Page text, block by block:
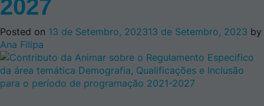
2027
Posted on 13 de Setembro, 202313 de Setembro, 2023 by
Ana Filipa